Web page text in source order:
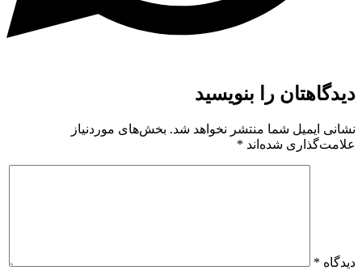
دیدگاهتان را بنویسید
نشانی ایمیل شما منتشر نخواهد شد. بخش‌های موردنیاز
علامت‌گذاری شده‌اند *
دیدگاه *